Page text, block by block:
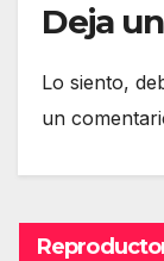
Deja
Lo siento,
un